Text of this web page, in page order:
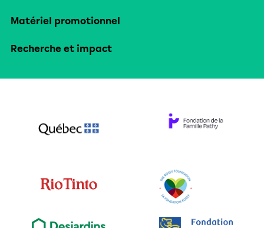
Matériel promotionnel
Recherche et impact